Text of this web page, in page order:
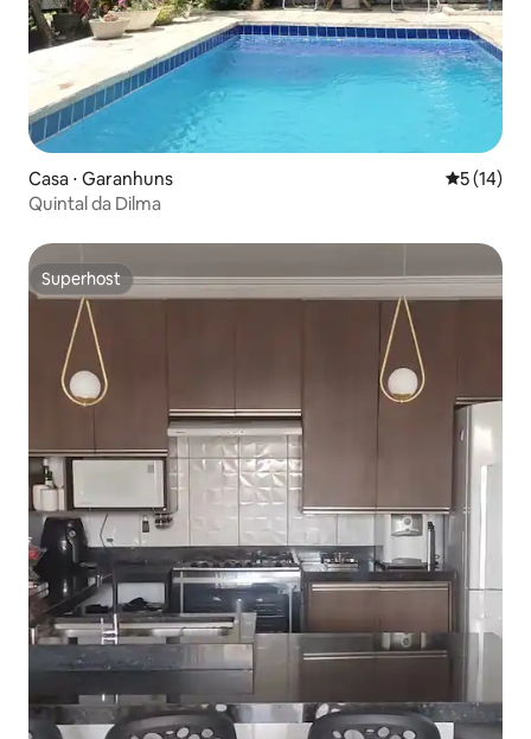
Casa ⋅ Garanhuns 5 de uma
5 (14)
Quintal da Dilma
Superhost
Superhost